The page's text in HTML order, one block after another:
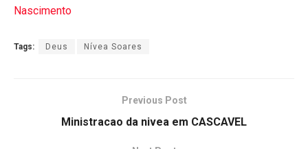
Nascimento
Tags: Deus Nívea Soares
Previous Post
Ministracao da nivea em CASCAVEL